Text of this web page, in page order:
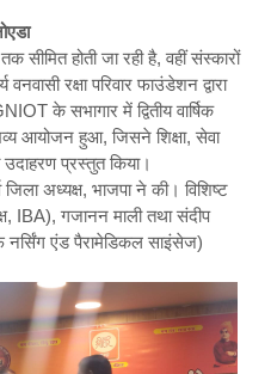
होती जा रही है, वहीं संस्कारों
रक्षा परिवार फाउंडेशन द्वारा
के सभागार में द्वितीय वार्षिक
आयोजन हुआ, जिसने शिक्षा, सेवा
प्रस्तुत किया।
जिला अध्यक्ष, भाजपा ने की। विशिष्ट
IBA), गजानन माली तथा संदीप
एंड पैरामेडिकल साइंसेज)